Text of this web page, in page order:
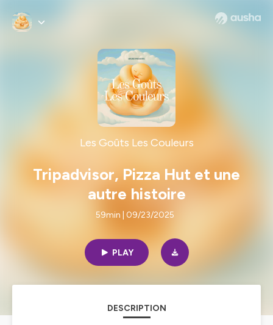
Les Goûts Les Couleurs
Tripadvisor, Pizza Hut et une
autre histoire
59min | 09/23/2025
PLAY
DESCRIPTION